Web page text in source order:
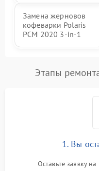
Замена жерновов
кофеварки Polaris
PCM 2020 3-in-1
Этапы
1. Вы
Оставьте заявку